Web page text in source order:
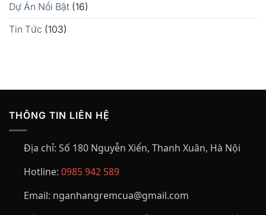
Dự Án Nổi Bật (16)
Tin Tức (103)
THÔNG TIN LIÊN HỆ
Địa chỉ: Số 180 Nguyễn Xiển, Thanh Xuân, Hà Nội
Hotline: 0985 942 589
Email: nganhangremcua@gmail.com